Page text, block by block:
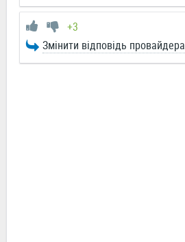
+3
Змінити відповідь провайдера